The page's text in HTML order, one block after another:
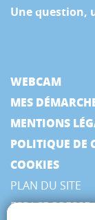
Une question,
WEBCAM
MES
MENTIONS
POLITIQUE DE
COOKIES
PLAN DU SITE
ESPACE PRESSE